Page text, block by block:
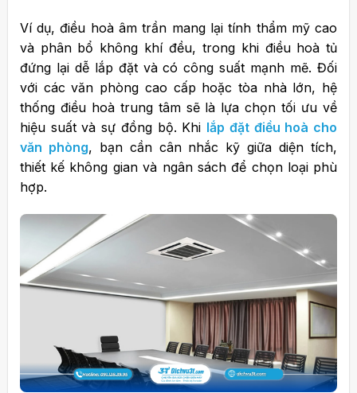
Ví dụ, điều hoà âm trần mang lại tính thẩm mỹ cao
và phân bổ không khí đều, trong khi điều hoà tủ
đứng lại dễ lắp đặt và có công suất mạnh mẽ. Đối
với các văn phòng cao cấp hoặc tòa nhà lớn, hệ
thống điều hoà trung tâm sẽ là lựa chọn tối ưu về
hiệu suất và sự đồng bộ. Khi lắp đặt điều hoà cho
văn phòng, bạn cần cân nhắc kỹ giữa diện tích,
thiết kế không gian và ngân sách để chọn loại phù
hợp.